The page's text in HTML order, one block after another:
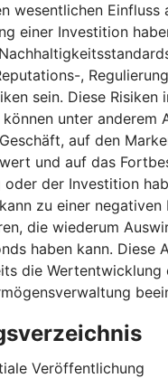
wesentlichen Einfluss
einer Investition
,
sein. Diese Risiken
unter anderem
auf den
und auf das
oder der Investition
zu einer
die wiederum
haben kann. Diese
die
Veröffentlichung